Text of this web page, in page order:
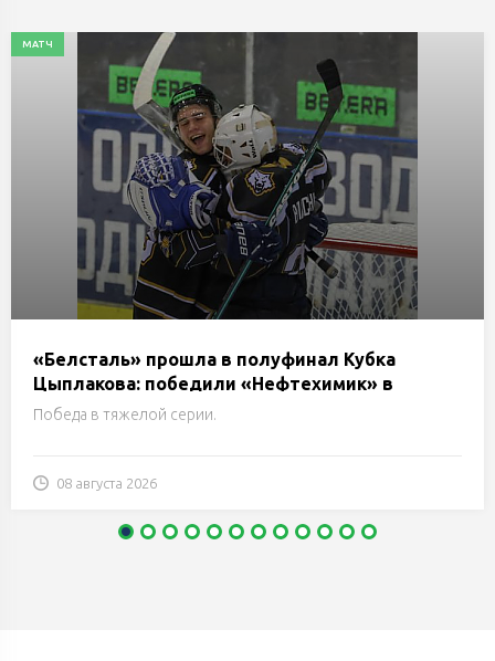
МАТЧ
«Белсталь» прошла в полуфинал Кубка
Цыплакова: победили «Нефтехимик» в
решающей серии буллитов
Победа в тяжелой серии.
08 августа 2026